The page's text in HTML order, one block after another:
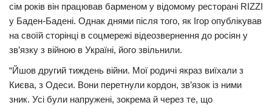
Суспільство
Культура
Шоу-біз
#Війна
сім років він працював барменом у відомому ресторані RIZZI
у Баден-Бадені. Однак днями після того, як Ігор опублікував
на своїй сторінці в соцмережі відеозвернення до росіян у
зв’язку з війною в Україні, його звільнили.
“Йшов другий тиждень війни. Мої родичі якраз виїхали з
Києва, з Одеси. Вони перетнули кордон, зв’язок із ними
зник. Усі були напружені, зокрема й через те, що